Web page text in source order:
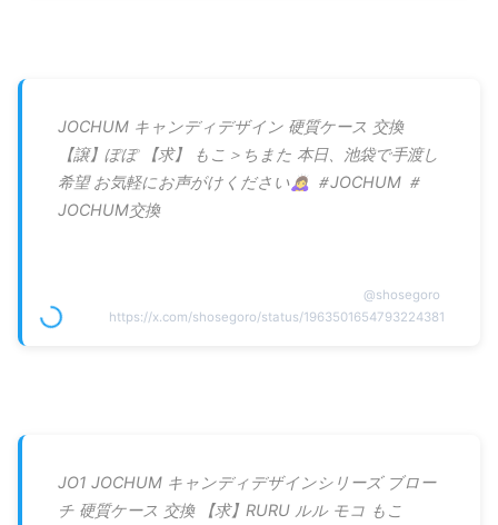
JOCHUM キャンディデザイン 硬質ケース 交換
【譲】ぽぽ 【求】 もこ＞ちまた 本日、池袋で手渡し
希望 お気軽にお声がけください🙇‍♀️ ＃JOCHUM ＃
JOCHUM交換
@shosegoro
https://x.com/shosegoro/status/1963501654793224381
JO1 JOCHUM キャンディデザインシリーズ ブロー
チ 硬質ケース 交換 【求】RURU ルル モコ もこ